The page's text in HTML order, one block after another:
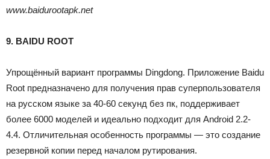
www.baidurootapk.net
9. BAIDU ROOT
Упрощённый вариант программы Dingdong. Приложение Baidu
Root предназначено для получения прав суперпользователя
на русском языке за 40-60 секунд без пк, поддерживает
более 6000 моделей и идеально подходит для Android 2.2-
4.4. Отличительная особенность программы — это создание
резервной копии перед началом рутирования.